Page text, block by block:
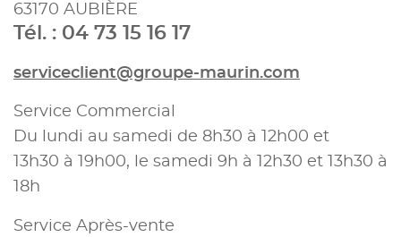
63170 AUBIÈRE
Tél. : 04 73 15 16 17
serviceclient@groupe-maurin.com
Service Commercial
Du lundi au samedi de 8h30 à 12h00 et
13h30 à 19h00, le samedi 9h à 12h30 et 13h30 à
18h
Service Après-vente